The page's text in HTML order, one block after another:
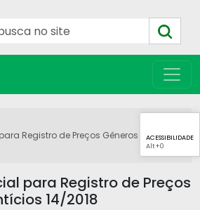
ACESSIBILIDADE
Alt+0
Registro de Preços Gêneros
para Registro de Preços
14/2018